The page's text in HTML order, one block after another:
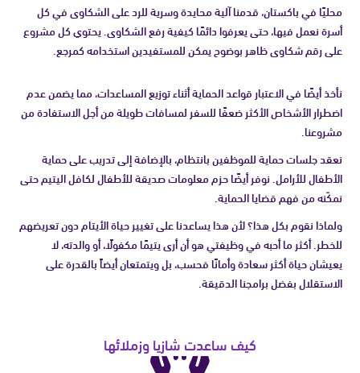
محليًا في باكستان، قدمنا آلية محايدة وسرية للرد على الشكاوى في كل
أسرة نعمل فيها، حتى يعرفوا دائمًا كيفية رفع الشكاوى. يحتوي كل مشروع
على رقم شكاوى ظاهر بوضوح يمكن للمستفيدين استخدامه كمرجع.
نأخذ أيضًا في الاعتبار قواعد الحماية أثناء توزيع المساعدات، مما يضمن عدم
اضطرار الأشخاص الأكثر ضعفًا للسفر لمسافات طويلة من أجل الاستفادة من
مشروعنا.
نعقد جلسات حماية للموظفين بانتظام، بالإضافة إلى تدريب على حماية
الأطفال للأرامل. نوفر أيضًا حزم معلومات صديقة للأطفال لكافل اليتيم حتى
نمكّنه من فهم قضايا الحماية.
ولماذا نقوم بكل هذا؟ لأن هذا يساعدنا على تغيير حياة الأيتام دون تعريضهم
للخطر. أكثر ما أحبه في وظيفتي هو أن أرى يتيمًا مكفولًا، أو والدته، لا
يعيشان حياة أكثر سعادة وأمانًا فحسب، بل ويتمتعان أيضاً بالقدرة على
الاستقلال بفضل برامجنا الدقيقة.
كيف ساعدت شازيا وزملائها